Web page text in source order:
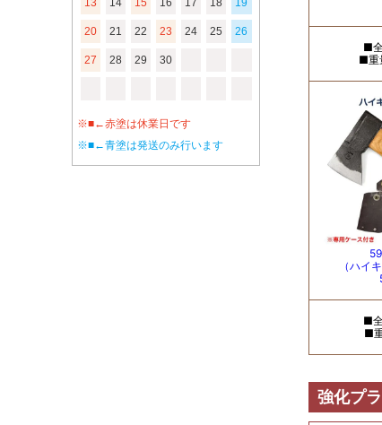
13 14 15 16 17 18 19
20 21 22 23 24 25 26
27 28 29 30
※■←赤塗は休業日です
※■←青塗は発送のみ行います